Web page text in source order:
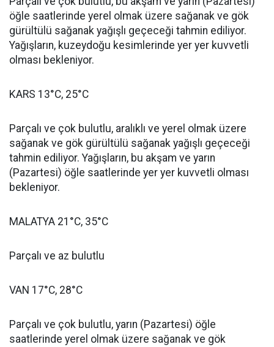
öğle saatlerinde yerel olmak üzere sağanak ve gök
gürültülü sağanak yağışlı geçeceği tahmin ediliyor.
Yağışların, kuzeydoğu kesimlerinde yer yer kuvvetli
olması bekleniyor.
KARS 13°C, 25°C
Parçalı ve çok bulutlu, aralıklı ve yerel olmak üzere
sağanak ve gök gürültülü sağanak yağışlı geçeceği
tahmin ediliyor. Yağışların, bu akşam ve yarın
(Pazartesi) öğle saatlerinde yer yer kuvvetli olması
bekleniyor.
MALATYA 21°C, 35°C
Parçalı ve az bulutlu
VAN 17°C, 28°C
Parçalı ve çok bulutlu, yarın (Pazartesi) öğle
saatlerinde yerel olmak üzere sağanak ve gök